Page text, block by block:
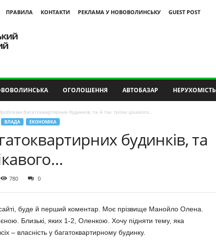
ПРАВИЛА КОНТАКТИ РЕКЛАМА У НОВОВОЛИНСЬКУ
GUEST POST
ОГОЛОШЕННЯ АВТОБАЗАР НЕРУХОМІСТЬ
багатоквартирних будинків, та й так трохи цікавого…
ВЛАДА ЕКОНОМІКА
будинків, та
780 0
буде й перший коментар. Моє прізвище Манойло Олена.
Близькі, яких 1-2, Оленкою. Хочу підняти тему, яка
– власність у багатоквартирному будинку.